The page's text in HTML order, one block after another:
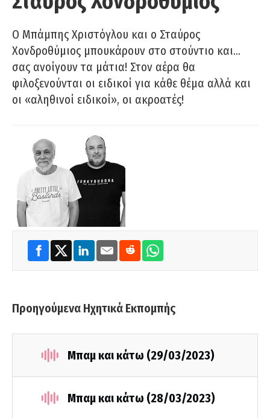
O Μπάμπης Χριστόγλου και ο Σταύρος
Χονδροθύμιος μπουκάρουν στο στούντιο και…
σας ανοίγουν τα μάτια! Στον αέρα θα
φιλοξενούνται οι ειδικοί για κάθε θέμα αλλά και
οι «αληθινοί ειδικοί», οι ακροατές!
Προηγούμενα Ηχητικά Εκπομπής
Μπαμ και κάτω (29/03/2023)
Μπαμ και κάτω (28/03/2023)